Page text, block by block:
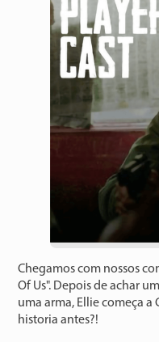
Chegamos com nossos
Of Us". Depois de achar
uma arma, Ellie começa a
historia antes?!